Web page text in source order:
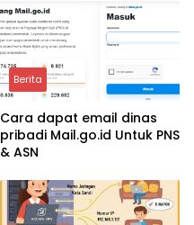
Berita
Cara dapat email dinas
pribadi Mail.go.id Untuk PNS
& ASN